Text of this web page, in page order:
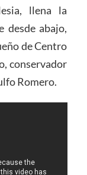
llena la
abajo,
de Centro
conservador
Romero.